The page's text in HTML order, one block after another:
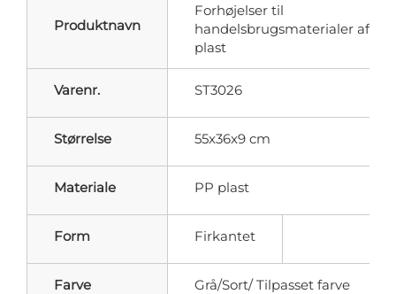
Produktnavn
Forhøjelser til
handelsbrugsmaterialer af
plast
Varenr. ST3026
Størrelse 55x36x9 cm
Materiale PP plast
Form Firkantet
Farve Grå/Sort/ Tilpasset farve